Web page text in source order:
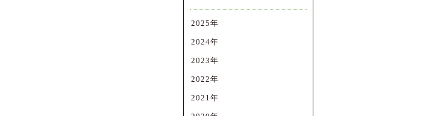
2025年
2024年
2023年
2022年
2021年